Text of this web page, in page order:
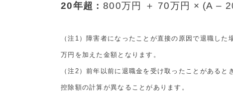
20年超 : 800万円 ＋ 70万円 × (A –
（注1）障害者になったことが直接の原因で退職し
万円を加えた金額となります。
（注2）前年以前に退職金を受け取ったことがある
控除額の計算が異なることがあります。